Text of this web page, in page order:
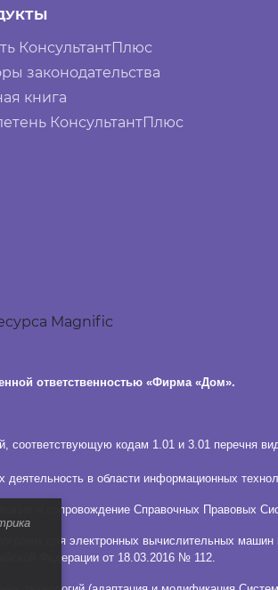
КонсультантПлюс
законодательства
книга
КонсультантПлюс
Magnific
ответственностью «Фирма «Дом».
соответствующую кодам 1.01 и 3.01 перечня
в области информационных
и сопровождение Справочных Правовых
для электронных вычислительных
Федерации от 18.03.2016 № 112.